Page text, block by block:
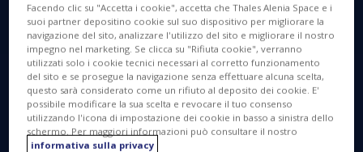
inestimabili per comprendere e anticipare le sfide
ambientali. Questi dati rappresentano da soli quasi il
60% delle variabili climatiche utilizzate dai gruppi di
esperti. Così, dallo spazio, i satelliti scrutano ogni
giorno l'evoluzione degli ecosistemi e l'impatto delle
attività umane, offrendoci una visione globale,
fondamentale per proteggere le generazioni future.
Facendo clic su "Accetta i cookie", accetta che Thales Alenia Space e i
suoi partner depositino cookie sul suo dispositivo per migliorare la
navigazione del sito, analizzare l'utilizzo del sito e migliorare il nostro
impegno nel marketing. Se clicca su "Rifiuta cookie", verranno
utilizzati solo i cookie tecnici necessari al corretto funzionamento
del sito e se prosegue la navigazione senza effettuare alcuna scelta,
questo sarà considerato come un rifiuto al deposito dei cookie. E'
possibile modificare la sua scelta e revocare il tuo consenso
utilizzando l'icona di impostazione dei cookie in basso a sinistra dello
schermo. Per maggiori informazioni può consultare il nostro
informativa sulla privacy